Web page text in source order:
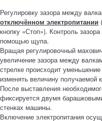
Регулировку зазора между
отключённом электропитании
кнопку «Стоп»). Контроль
помощью щупа.
Вращая регулировочный
увеличение зазора между
стрелке происходит
изменять величину получаемой
После выставления
фиксируется двумя
стенках машины.
Включение электропитания